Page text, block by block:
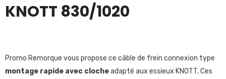
KNOTT 830/1020
Promo Remorque vous propose ce câble de frein connexion type
montage rapide avec clocheadapté aux essieux KNOTT. Ces